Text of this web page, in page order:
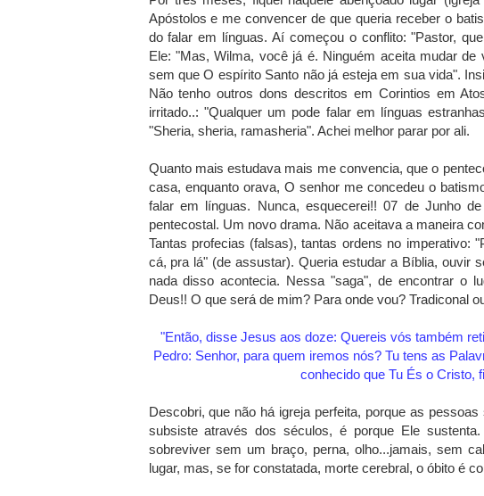
Apóstolos e me convencer de que queria receber o
do falar em línguas. Aí começou o conflito: "Pastor,
Ele: "Mas, Wilma, você já é. Ninguém aceita mudar
sem que O espírito Santo não já esteja em sua vida".
Não tenho outros dons descritos em Corintios em
irritado..: "Qualquer um pode falar em línguas
"Sheria, sheria, ramasheria". Achei melhor parar por ali.
Quanto mais estudava mais me convencia, que o
casa, enquanto orava, O senhor me concedeu o
falar em línguas. Nunca, esquecerei!! 07 de Junho
pentecostal. Um novo drama. Não aceitava a maneira
Tantas profecias (falsas), tantas ordens no imperativo:
cá, pra lá" (de assustar). Queria estudar a Bíblia, ouvir
nada disso acontecia. Nessa "saga", de encontrar o
Deus!! O que será de mim? Para onde vou? Tradiconal
"Então, disse Jesus aos doze: Quereis vós também
Pedro: Senhor, para quem iremos nós? Tu tens as
conhecido que Tu És o Cristo,
Descobri, que não há igreja perfeita, porque as
subsiste através dos séculos, é porque Ele
sobreviver sem um braço, perna, olho...jamais, sem
lugar, mas, se for constatada, morte cerebral, o óbito é